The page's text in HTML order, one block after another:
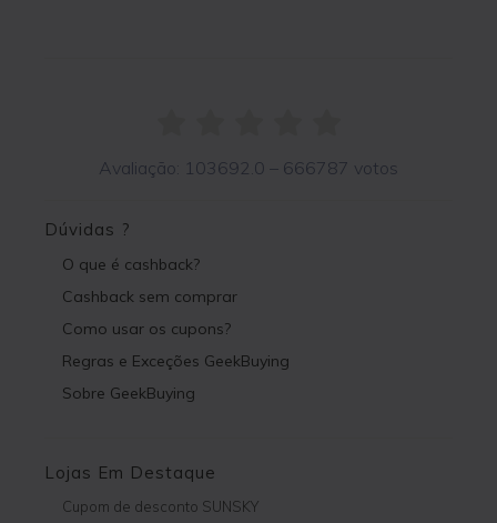
Avaliação: 103692.0 – 666787 votos
Dúvidas ?
O que é cashback?
Cashback sem comprar
Como usar os cupons?
Regras e Exceções GeekBuying
Sobre GeekBuying
Lojas Em Destaque
Cupom de desconto SUNSKY